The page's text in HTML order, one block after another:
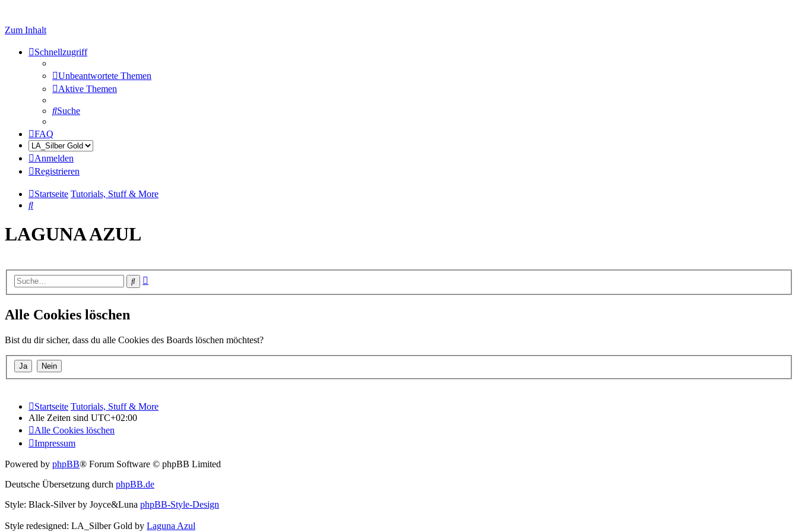
Zum Inhalt
Schnellzugriff
Unbeantwortete Themen
Aktive Themen
Suche
FAQ
Anmelden
Registrieren
Startseite Tutorials, Stuff & More
Suche
LAGUNA AZUL
Suche
Alle Cookies löschen
Bist du dir sicher, dass du alle Cookies des Boards löschen möchtest?
Startseite Tutorials, Stuff & More
Alle Zeiten sind UTC+02:00
Alle Cookies löschen
Impressum
Powered by phpBB® Forum Software © phpBB Limited
Deutsche Übersetzung durch phpBB.de
Style: Black-Silver by Joyce&Luna phpBB-Style-Design
Style redesigned: LA_Silber Gold by Laguna Azul